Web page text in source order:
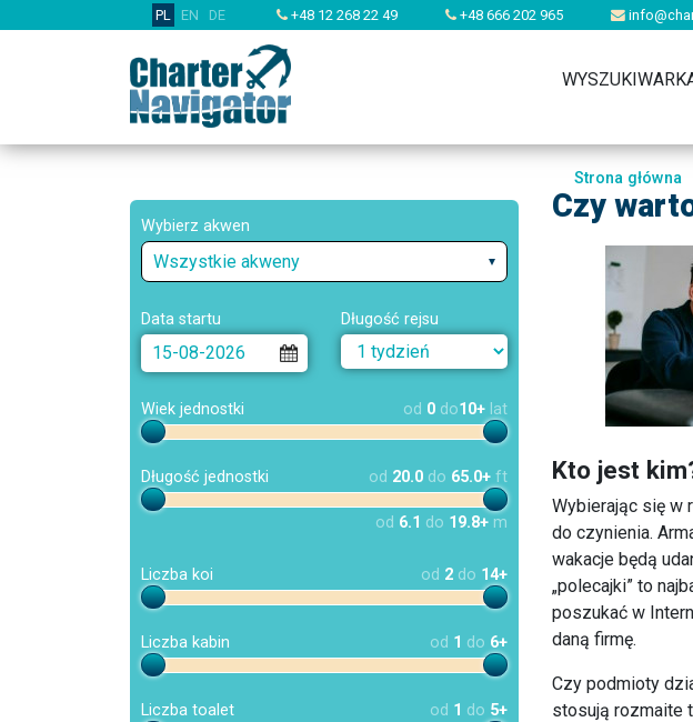
PL EN DE +48 12 268 22 49 +48 666 202 965
Wybierz akwen
Wszystkie akweny
Data startu Długość rejsu
Wiek jednostki od 0 do10+ lat
Długość jednostki od 20.0 do 65.0+ ft
od 6.1 do 19.8+ m
Liczba koi od 2 do 14+
Liczba kabin od 1 do 6+
Liczba toalet od 1 do 5+
Strona główna
Czy
Kto jest
Wybierając się w
do czynienia.
wakacje będą
„polecajki” to
poszukać w
daną firmę.
Czy podmioty
stosują rozmaite